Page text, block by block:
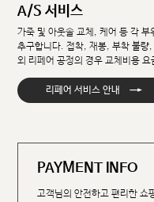
A/S 서비스
가죽 및 아웃솔 교체, 케어 등 각
추구합니다. 접착, 재봉, 부착 불량
외 리페어 공정의 경우 교체비용 요
리페어 서비스 안내 →
PAYMENT INFO
고객님의 안전하고 편리한 쇼